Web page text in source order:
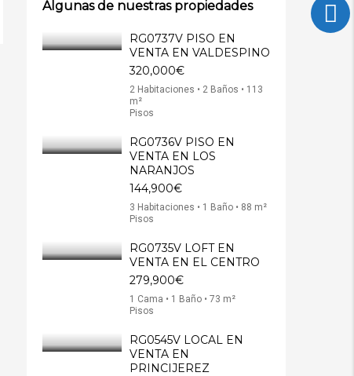
Algunas de nuestras propiedades
RG0737V PISO EN
VENTA EN VALDESPINO
320,000€
2 Habitaciones • 2 Baños • 113
m²
Pisos
RG0736V PISO EN
VENTA EN LOS
NARANJOS
144,900€
3 Habitaciones • 1 Baño • 88 m²
Pisos
RG0735V LOFT EN
VENTA EN EL CENTRO
279,900€
1 Cama • 1 Baño • 73 m²
Pisos
RG0545V LOCAL EN
VENTA EN
PRINCIJEREZ